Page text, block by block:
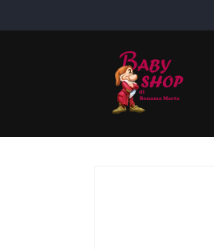
ai contenuti